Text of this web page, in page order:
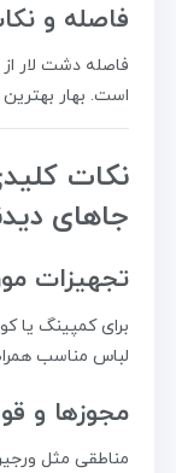
فاصله و
است. بهار بهترین
نکات
جاهای
تجهیزات
برای کمپینگ یا
لباس مناسب
مجوزها و
مناطقی مثل